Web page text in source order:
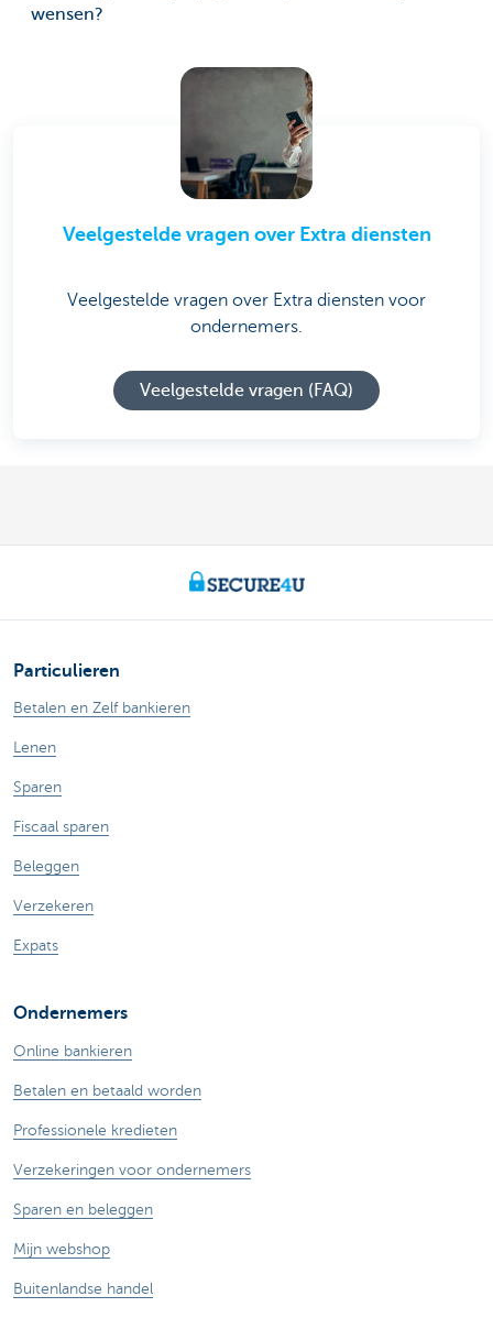
wensen?
Veelgestelde vragen over Extra diensten
Veelgestelde vragen over Extra diensten voor
ondernemers.
Veelgestelde vragen (FAQ)
Particulieren
Betalen en Zelf bankieren
Lenen
Sparen
Fiscaal sparen
Beleggen
Verzekeren
Expats
Ondernemers
Online bankieren
Betalen en betaald worden
Professionele kredieten
Verzekeringen voor ondernemers
Sparen en beleggen
Mijn webshop
Buitenlandse handel